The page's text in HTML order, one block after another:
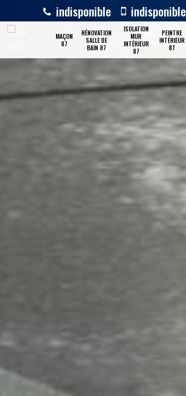
indisponible indisponible
MAÇON
87
RÉNOVATION
SALLE DE
BAIN 87
ISOLATION
MUR
INTÉRIEUR
87
PEINTRE
INTÉRIEUR
87